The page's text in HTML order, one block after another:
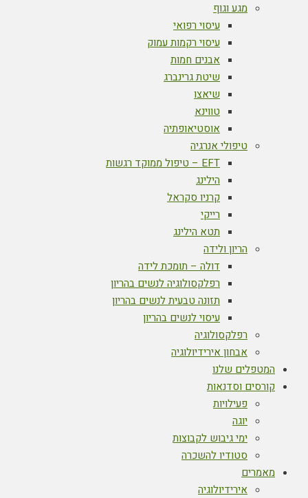
מגע וגוף
עיסוי רפואי
עיסוי רקמות עמוק
אבנים חמות
שיטת גרינברג
שיאצו
טווינא
אוסטיאופתיה
טיפולי אנרגיה
EFT – טיפול ממוקד רגשות
הילינג
קרניו סקראל
רייקי
תטא הילינג
הריון ולידה
דולה – תומכת לידה
רפלקסולוגיה לנשים בהריון
תזונה טבעית לנשים בהריון
עיסוי לנשים בהריון
רפלקסולוגיה
אבחון אירידיולוגיה
המטפלים שלנו
קורסים וסדנאות
פעילויות
יוגה
ימי גיבוש לקבוצות
סטודיו להשכרה
מאמרים
אירידיולוגיה